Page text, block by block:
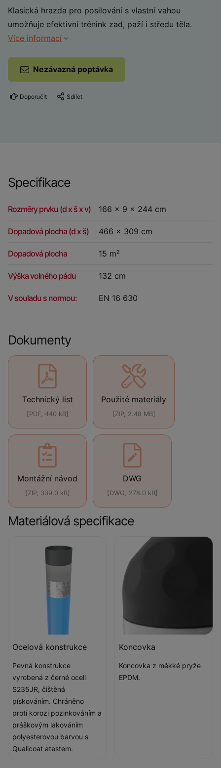
Klasická hrazda pro posilování s vlastní vahou
umožňuje efektivní trénink zad, paží i středu těla.
Více informací
Nezávazná poptávka
Doporučit Sdílet
Specifikace
Rozměry prvku (d x š x v) 166 x 9 x 244 cm
Dopadová plocha (d x š) 466 x 309 cm
Dopadová plocha 15 m²
Výška volného pádu 132 cm
V souladu s normou: EN 16 630
Dokumenty
Technický list
[PDF, 440 kB]
Použité materiály
[ZIP, 2.48 MB]
Montážní návod
[ZIP, 339.0 kB]
DWG
[DWG, 278.0 kB]
Materiálová specifikace
Ocelová konstrukce
Pevná konstrukce
vyrobená z černé oceli
S235JR, čištěná
pískováním. Chráněno
proti korozi pozinkováním a
práškovým lakováním
polyesterovou barvou s
Qualicoat atestem.
Koncovka
Koncovka z měkké pryže
EPDM.